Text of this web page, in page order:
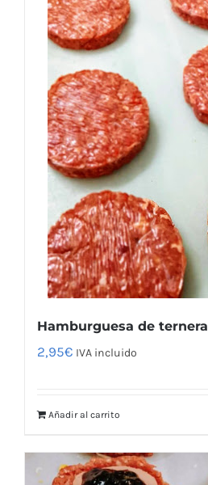
Hamburguesa de ternera
2,95€ IVA incluido
Añadir al carrito